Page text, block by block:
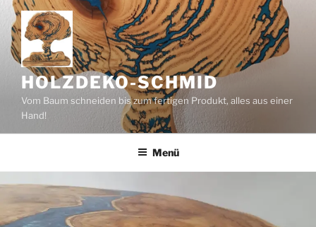
Zum
Inhalt
springen
HOLZDEKO-SCHMID
Vom Baum schneiden bis zum fertigen Produkt, alles aus einer
Hand!
Menü